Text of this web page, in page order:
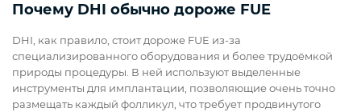
Почему DHI обычно дороже FUE
DHI, как правило, стоит дороже FUE из-за
специализированного оборудования и более трудоёмкой
природы процедуры. В ней используют выделенные
инструменты для имплантации, позволяющие очень точно
размещать каждый фолликул, что требует продвинутого